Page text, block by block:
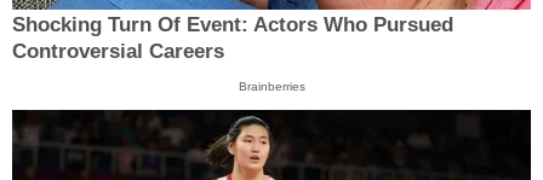
Shocking Turn Of Event: Actors Who Pursued
Controversial Careers
Brainberries